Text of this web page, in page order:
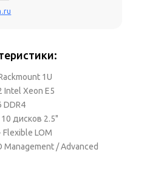
1U
Xeon E5
дисков 2.5"
LOM
/ Advanced